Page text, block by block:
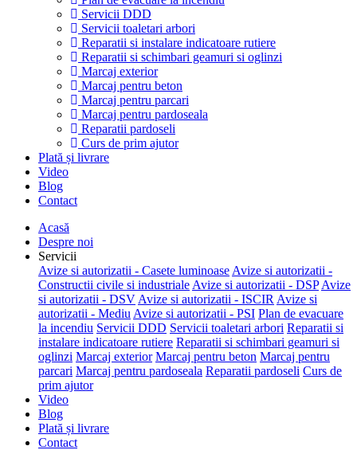
Servicii DDD
Servicii toaletari arbori
Reparatii si instalare indicatoare rutiere
Reparatii si schimbari geamuri si oglinzi
Marcaj exterior
Marcaj pentru beton
Marcaj pentru parcari
Marcaj pentru pardoseala
Reparatii pardoseli
Curs de prim ajutor
Plată și livrare
Video
Blog
Contact
Acasă
Despre noi
Servicii
Avize si autorizatii - Casete luminoase Avize si autorizatii -
Constructii civile si industriale Avize si autorizatii - DSP Avize
si autorizatii - DSV Avize si autorizatii - ISCIR Avize si
autorizatii - Mediu Avize si autorizatii - PSI Plan de evacuare
la incendiu Servicii DDD Servicii toaletari arbori Reparatii si
instalare indicatoare rutiere Reparatii si schimbari geamuri si
oglinzi Marcaj exterior Marcaj pentru beton Marcaj pentru
parcari Marcaj pentru pardoseala Reparatii pardoseli Curs de
prim ajutor
Video
Blog
Plată și livrare
Contact